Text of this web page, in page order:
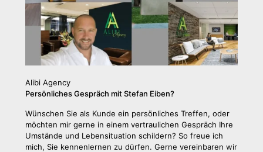
Alibi Agency
Persönliches Gespräch mit Stefan Eiben?
Wünschen Sie als Kunde ein persönliches Treffen, oder
möchten mir gerne in einem vertraulichen Gespräch Ihre
Umstände und Lebensituation schildern? So freue ich
mich, Sie kennenlernen zu dürfen. Gerne vereinbaren wir